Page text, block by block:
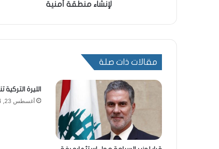
لإنشاء منطقة أمنية
مقالات ذات صلة
الليرة التركية
أغسطس 23, 2024